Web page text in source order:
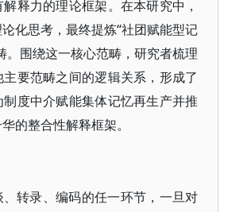
释力的理论框架。在本研究中，
化思考，最终提炼“社团赋能型记
。围绕这一核心范畴，研究者梳理
要范畴之间的逻辑关系，形成了
度中介赋能集体记忆再生产并推
的整合性解释框架。
转录、编码的任一环节，一旦对